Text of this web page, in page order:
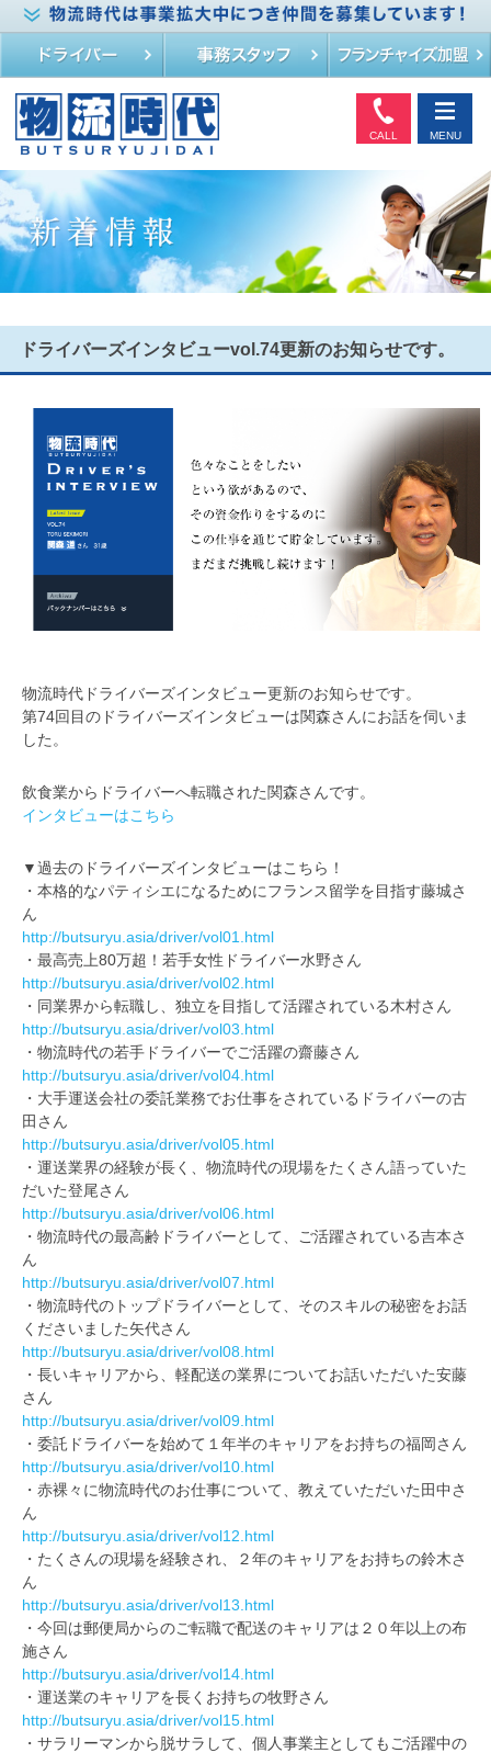
CALL MENU
ドライバーズインタビューvol.74更新のお知らせです。
物流時代ドライバーズインタビュー更新のお知らせです。
第74回目のドライバーズインタビューは関森さんにお話を伺いま
した。
飲食業からドライバーへ転職された関森さんです。
インタビューはこちら
▼過去のドライバーズインタビューはこちら！
・本格的なパティシエになるためにフランス留学を目指す藤城さ
ん
http://butsuryu.asia/driver/vol01.html
・最高売上80万超！若手女性ドライバー水野さん
http://butsuryu.asia/driver/vol02.html
・同業界から転職し、独立を目指して活躍されている木村さん
http://butsuryu.asia/driver/vol03.html
・物流時代の若手ドライバーでご活躍の齋藤さん
http://butsuryu.asia/driver/vol04.html
・大手運送会社の委託業務でお仕事をされているドライバーの古
田さん
http://butsuryu.asia/driver/vol05.html
・運送業界の経験が長く、物流時代の現場をたくさん語っていた
だいた登尾さん
http://butsuryu.asia/driver/vol06.html
・物流時代の最高齢ドライバーとして、ご活躍されている吉本さ
ん
http://butsuryu.asia/driver/vol07.html
・物流時代のトップドライバーとして、そのスキルの秘密をお話
くださいました矢代さん
http://butsuryu.asia/driver/vol08.html
・長いキャリアから、軽配送の業界についてお話いただいた安藤
さん
http://butsuryu.asia/driver/vol09.html
・委託ドライバーを始めて１年半のキャリアをお持ちの福岡さん
http://butsuryu.asia/driver/vol10.html
・赤裸々に物流時代のお仕事について、教えていただいた田中さ
ん
http://butsuryu.asia/driver/vol12.html
・たくさんの現場を経験され、２年のキャリアをお持ちの鈴木さ
ん
http://butsuryu.asia/driver/vol13.html
・今回は郵便局からのご転職で配送のキャリアは２０年以上の布
施さん
http://butsuryu.asia/driver/vol14.html
・運送業のキャリアを長くお持ちの牧野さん
http://butsuryu.asia/driver/vol15.html
・サラリーマンから脱サラして、個人事業主としてもご活躍中の